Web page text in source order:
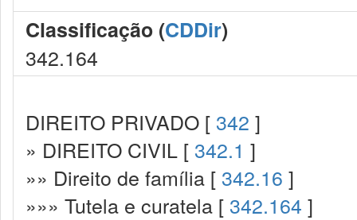
Classificação (CDDir)
342.164
DIREITO PRIVADO [ 342 ]
» DIREITO CIVIL [ 342.1 ]
»» Direito de família [ 342.16 ]
»»» Tutela e curatela [ 342.164 ]